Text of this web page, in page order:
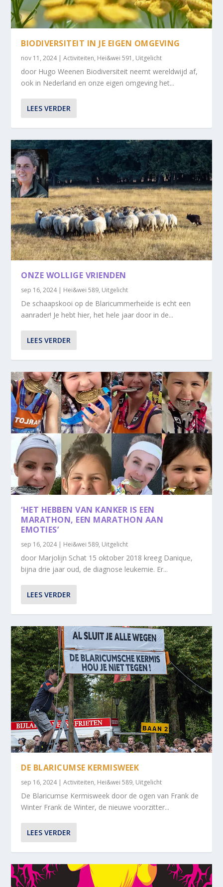
BIODIVERSITEIT IN JE EIGEN OMGEVING
nov 11, 2024|Activiteiten, Hei&wei 591 , Uitgelicht
door Hugo Weenen Biodiversiteit neemt wereldwijd af,
ook in Nederland en onze eigen omgeving het...
LEES VERDER
ONZE WOLLIGE VRIENDEN
sep 16, 2024| Hei&wei 589, Uitgelicht
De schaapskooi op de Blaricummerheide is echt een
aanrader! Je hebt hier, het hele jaar door in de...
LEES VERDER
‘HET HEBBEN VAN KANKER IS EEN
MARATHON, EEN MARATHON AAN
EMOTIES’
sep 16, 2024| Hei&wei 589, Uitgelicht
door Marjolijn Schat 15 oktober 2018 kreeg Danique,
bijna drie jaar oud, de diagnose leukemie. Er...
LEES VERDER
DE BLARICUMSE KERMISWEEK
sep 16, 2024|Activiteiten, Hei&wei 589, Uitgelicht
De Blaricumse Kermisweek door de ogen van Frank de
Winter Frank de Winter, de nieuwe voorzitter...
LEES VERDER